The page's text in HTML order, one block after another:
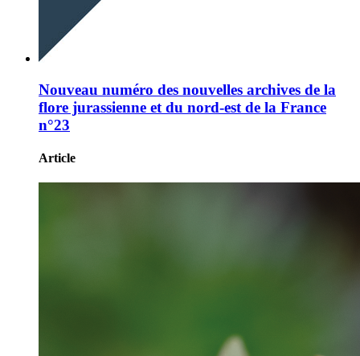
Nouveau numéro des nouvelles archives de la
flore jurassienne et du nord-est de la France
n°23
Article